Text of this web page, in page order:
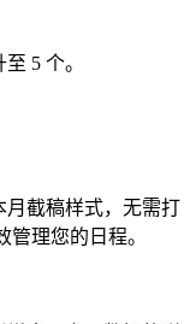
5 个。
截稿样式，无需打
理您的日程。